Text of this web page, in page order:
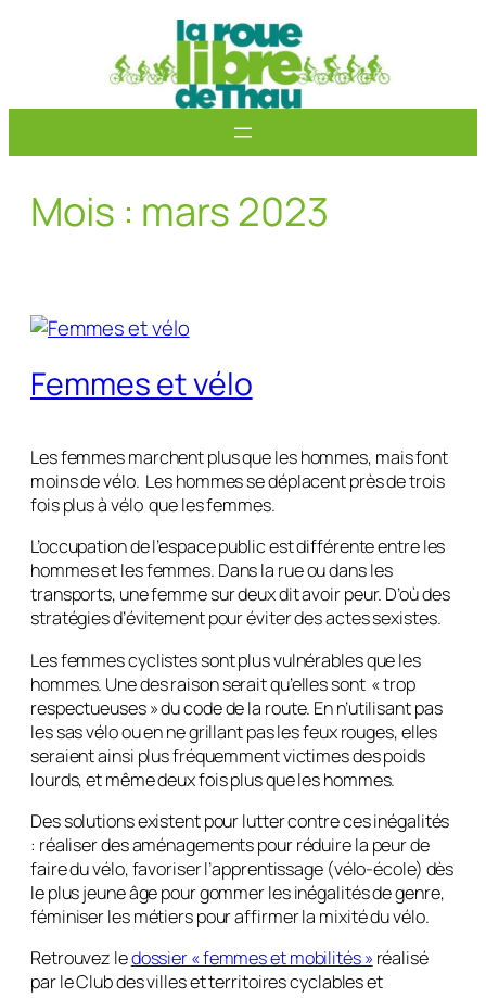
Mois : mars 2023
Femmes et vélo
Les femmes marchent plus que les hommes, mais font
moins de vélo. Les hommes se déplacent près de trois
fois plus à vélo que les femmes.
L’occupation de l’espace public est différente entre les
hommes et les femmes. Dans la rue ou dans les
transports, une femme sur deux dit avoir peur. D’où des
stratégies d’évitement pour éviter des actes sexistes.
Les femmes cyclistes sont plus vulnérables que les
hommes. Une des raison serait qu’elles sont « trop
respectueuses » du code de la route. En n’utilisant pas
les sas vélo ou en ne grillant pas les feux rouges, elles
seraient ainsi plus fréquemment victimes des poids
lourds, et même deux fois plus que les hommes.
Des solutions existent pour lutter contre ces inégalités
: réaliser des aménagements pour réduire la peur de
faire du vélo, favoriser l’apprentissage (vélo-école) dès
le plus jeune âge pour gommer les inégalités de genre,
féminiser les métiers pour affirmer la mixité du vélo.
Retrouvez ledossier « femmes et mobilités » réalisé
par le Club des villes et territoires cyclables et